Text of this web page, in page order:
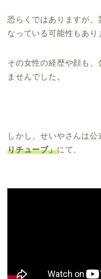
恐らくではありますが、
なっている可能性もあり
その女性の経歴や顔も、
ませんでした。
しかし、せいやさんは
りチューブ」にて、